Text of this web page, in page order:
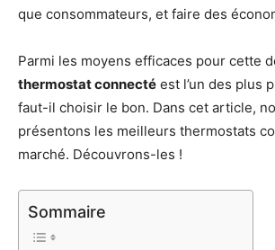
que consommateurs, et faire des
Parmi les moyens efficaces pour cette
thermostat connecté est l’un des plus
faut-il choisir le bon. Dans cet article,
présentons les meilleurs thermostats
marché. Découvrons-les !
Sommaire